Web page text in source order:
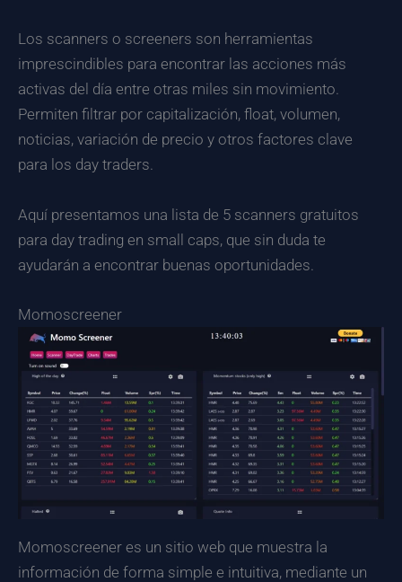
Los scanners o screeners son herramientas
imprescindibles para encontrar las acciones más
activas del día entre otras miles sin movimiento.
Permiten filtrar por capitalización, float, volumen,
noticias, variación de precio y otros factores clave
para los day traders.
Aquí presentamos una lista de 5 scanners gratuitos
para day trading en small caps, que sin duda te
ayudarán a encontrar buenas oportunidades.
Momoscreener
Momoscreener es un sitio web que muestra la
información de forma simple e intuitiva, mediante un